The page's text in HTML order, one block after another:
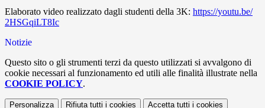
Elaborato video realizzato dagli studenti della 3K: https://youtu.be/
2HSGqiLT8Ic
Notizie
Questo sito o gli strumenti terzi da questo utilizzati si avvalgono di
cookie necessari al funzionamento ed utili alle finalità illustrate nella
COOKIE POLICY.
Personalizza Rifiuta tutti i cookies Accetta tutti i cookies